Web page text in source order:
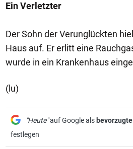
Ein Verletzter
Der Sohn der Verunglückten
Haus auf. Er erlitt eine
wurde in ein Krankenhaus
(lu)
"Heute"auf Google als
festlegen